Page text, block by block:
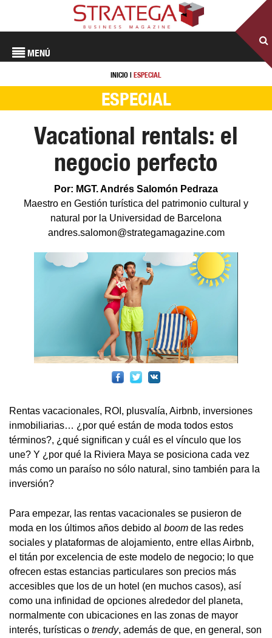
MENÚ
INICIO | ESPECIAL
ESPECIAL
Vacational rentals: el
negocio perfecto
Por: MGT. Andrés Salomón Pedraza
Maestro en Gestión turística del patrimonio cultural y
natural por la Universidad de Barcelona
andres.salomon@strategamagazine.com
Rentas vacacionales, ROI, plusvalía, Airbnb, inversiones
inmobiliarias… ¿por qué están de moda todos estos
términos?, ¿qué significan y cuál es el vínculo que los
une? Y ¿por qué la Riviera Maya se posiciona cada vez
más como un paraíso no sólo natural, sino también para la
inversión?
Para empezar, las rentas vacacionales se pusieron de
moda en los últimos años debido al boom de las redes
sociales y plataformas de alojamiento, entre ellas Airbnb,
el titán por excelencia de este modelo de negocio; lo que
ofrecen estas estancias particulares son precios más
accesibles que los de un hotel (en muchos casos), así
como una infinidad de opciones alrededor del planeta,
normalmente con ubicaciones en las zonas de mayor
interés, turísticas o trendy, además de que, en general, son